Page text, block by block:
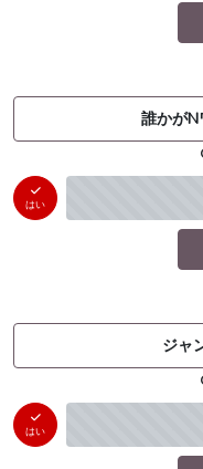
誰かがN
はい
ジャ
はい